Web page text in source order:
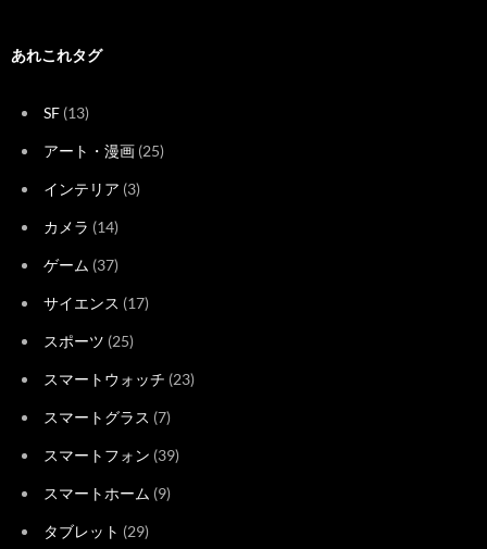
あれこれタグ
SF (13)
アート・漫画 (25)
インテリア (3)
カメラ (14)
ゲーム (37)
サイエンス (17)
スポーツ (25)
スマートウォッチ (23)
スマートグラス (7)
スマートフォン (39)
スマートホーム (9)
タブレット (29)